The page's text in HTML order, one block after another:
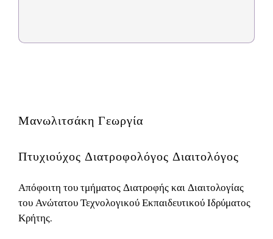
Μανωλιτσάκη Γεωργία
Πτυχιούχος Διατροφολόγος Διαιτολόγος
Απόφοιτη του τμήματος Διατροφής και Διαιτολογίας
του Ανώτατου Τεχνολογικού Εκπαιδευτικού Ιδρύματος
Κρήτης.